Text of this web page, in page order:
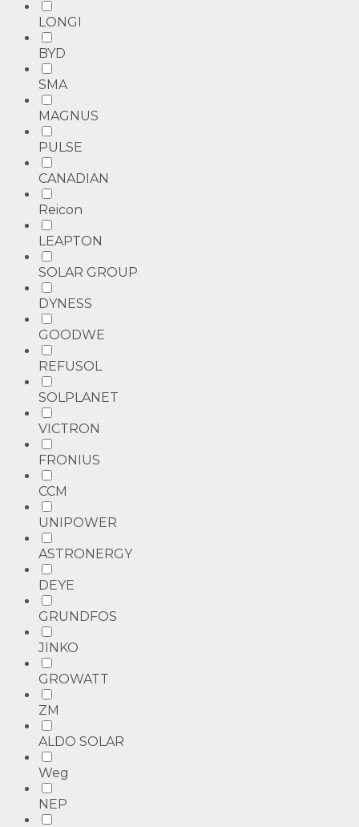
LONGI
BYD
SMA
MAGNUS
PULSE
CANADIAN
Reicon
LEAPTON
SOLAR GROUP
DYNESS
GOODWE
REFUSOL
SOLPLANET
VICTRON
FRONIUS
CCM
UNIPOWER
ASTRONERGY
DEYE
GRUNDFOS
JINKO
GROWATT
ZM
ALDO SOLAR
Weg
NEP